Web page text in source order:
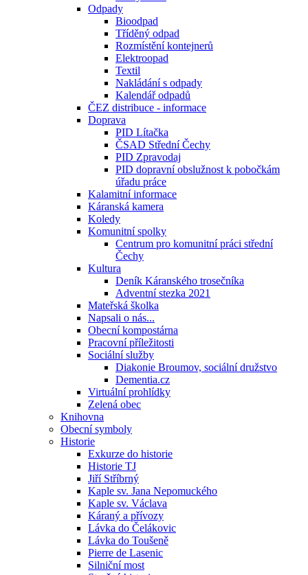
Odpady
Bioodpad
Tříděný odpad
Rozmístění kontejnerů
Elektroopad
Textil
Nakládání s odpady
Kalendář odpadů
ČEZ distribuce - informace
Doprava
PID Lítačka
ČSAD Střední Čechy
PID Zpravodaj
PID dopravní obslužnost k pobočkám
úřadu práce
Kalamitní informace
Káranská kamera
Koledy
Komunitní spolky
Centrum pro komunitní práci střední
Čechy
Kultura
Deník Káranského trosečníka
Adventní stezka 2021
Mateřská školka
Napsali o nás...
Obecní kompostárna
Pracovní příležitosti
Sociální služby
Diakonie Broumov, sociální družstvo
Dementia.cz
Virtuální prohlídky
Zelená obec
Knihovna
Obecní symboly
Historie
Exkurze do historie
Historie TJ
Jiří Stříbrný
Kaple sv. Jana Nepomuckého
Kaple sv. Václava
Káraný a přívozy
Lávka do Čelákovic
Lávka do Toušeně
Pierre de Lasenic
Silniční most